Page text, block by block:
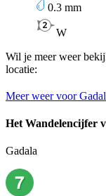
0.3 mm
W
Wil je meer weer
locatie:
Meer weer voor
Het Wandelencijfer
Gadala